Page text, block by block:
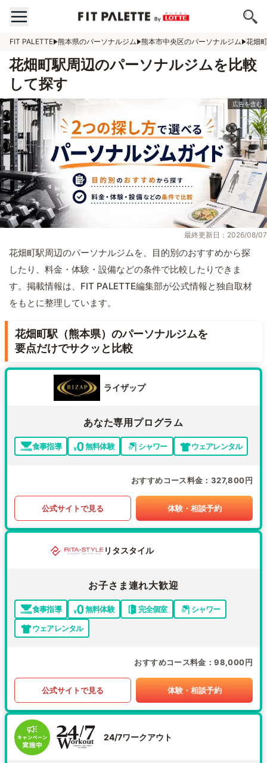
FIT PALETTE 熊本県のパーソナルジム 熊本市中央区のパーソナルジム 花畑
花畑町駅周辺のパーソナルジムを比較
して探す
最終更新日：2026/08/07
花畑町駅周辺のパーソナルジムを、目的別のおすすめから探
したり、料金・体験・設備などの条件で比較したりできま
す。掲載情報は、FIT PALETTE編集部が公式情報と独自取材
をもとに整理しています。
花畑町駅（熊本県）のパーソナルジムを
要点だけでサクッと比較
ライザップ
あなた専用プログラム
食事指導 無料体験 シャワー ウェアレンタル
おすすめコース料金 327,800円
公式サイトで見る 体験・相談予約
リタスタイル
お子さま連れ大歓迎
食事指導 無料体験 完全個室
シャワー
ウェアレンタル
おすすめコース料金 98,000円
公式サイトで見る 体験・相談予約
24/7ワークアウト